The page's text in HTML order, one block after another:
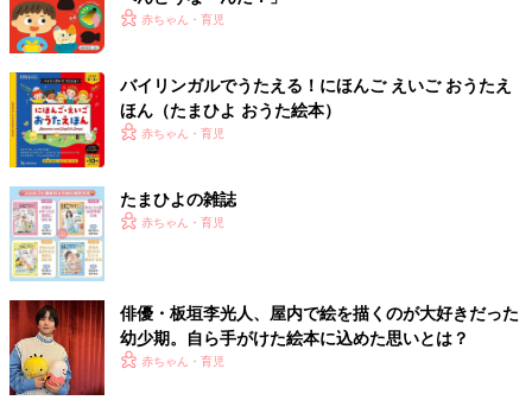
赤ちゃん・育児
バイリンガルでうたえる！にほんご えいご おうたえ
ほん（たまひよ おうた絵本）
赤ちゃん・育児
たまひよの雑誌
赤ちゃん・育児
俳優・板垣李光人、屋内で絵を描くのが大好きだった
幼少期。自ら手がけた絵本に込めた思いとは？
赤ちゃん・育児